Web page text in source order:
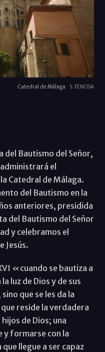
Catedral de Málaga S. FENOSA
del Bautismo del Señor,
el
Catedral de Málaga.
del Bautismo en la
anteriores, presidida
del Bautismo del Señor
y celebramos el
Jesús.
«cuando se bautiza a
luz de Dios y de sus
que se les da la
reside la verdadera
de Dios; una
y formarse con la
llegue a ser capaz